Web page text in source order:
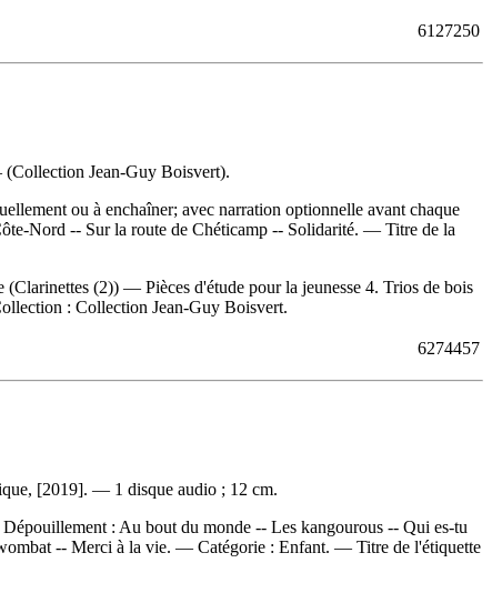
6127250
Jean-Guy Boisvert).
ou à enchaîner; avec narration optionnelle avant chaque
Nord -- Sur la route de Chéticamp -- Solidarité. — Titre de la
(2)) — Pièces d'étude pour la jeunesse 4. Trios de bois
: Collection Jean-Guy Boisvert.
6274457
[2019]. — 1 disque audio ; 12 cm.
Dépouillement : Au bout du monde -- Les kangourous -- Qui es-tu
-- Merci à la vie. — Catégorie : Enfant. — Titre de l'étiquette